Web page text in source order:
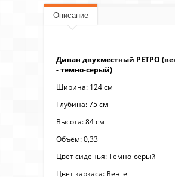
Описание
Диван двухместный РЕТРО
- темно-серый)
Ширина: 124 см
Глубина: 75 см
Высота: 84 см
Объём: 0,33
Цвет сиденья: Темно-серый
Цвет каркаса: Венге